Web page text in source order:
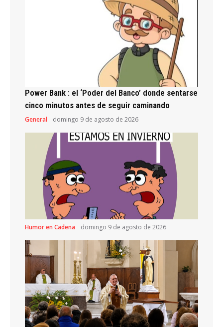
Power Bank : el ‘Poder del Banco’ donde sentarse
cinco minutos antes de seguir caminando
General domingo 9 de agosto de 2026
Humor en Cadena domingo 9 de agosto de 2026